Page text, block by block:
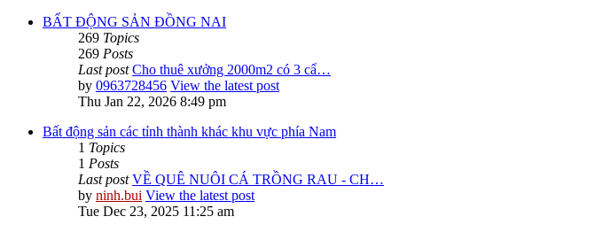
BẤT ĐỘNG SẢN ĐỒNG NAI
269 Topics
269 Posts
Last post Cho thuê xưởng 2000m2 có 3 cẩ…
by 0963728456 View the latest post
Thu Jan 22, 2026 8:49 pm
Bất động sản các tỉnh thành khác khu vực phía Nam
1 Topics
1 Posts
Last post VỀ QUÊ NUÔI CÁ TRỒNG RAU - CH…
by ninh.bui View the latest post
Tue Dec 23, 2025 11:25 am